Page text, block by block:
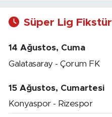
Süper Lig Fikstür
14 Ağustos, Cuma
Galatasaray - Çorum FK
15 Ağustos, Cumartesi
Konyaspor - Rizespor